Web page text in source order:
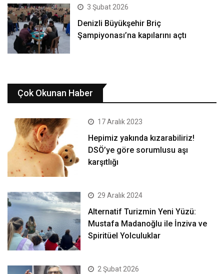
3 Şubat 2026
Denizli Büyükşehir Briç
Şampiyonası’na kapılarını açtı
Çok Okunan Haber
17 Aralık 2023
Hepimiz yakında kızarabiliriz!
DSÖ’ye göre sorumlusu aşı
karşıtlığı
29 Aralık 2024
Alternatif Turizmin Yeni Yüzü:
Mustafa Madanoğlu ile İnziva ve
Spiritüel Yolculuklar
2 Şubat 2026